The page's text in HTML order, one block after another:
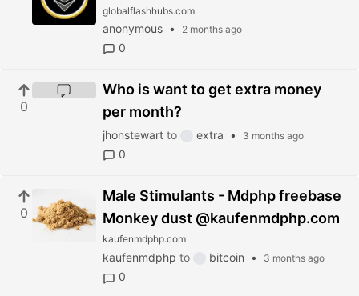
globalflashhubs.com
anonymous • 2 months ago
0
0
Who is want to get extra money
per month?
jhonstewart to extra • 3 months ago
0
0
Male Stimulants - Mdphp freebase
Monkey dust @kaufenmdphp.com
kaufenmdphp.com
kaufenmdphp to bitcoin • 3 months ago
0